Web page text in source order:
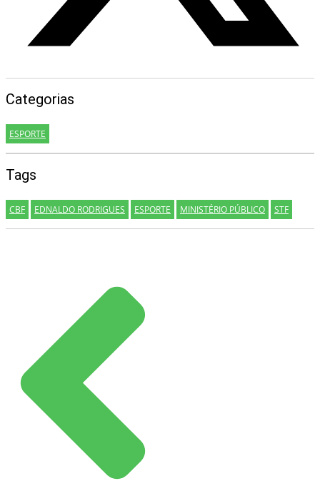
Categorias
ESPORTE
Tags
CBF EDNALDO RODRIGUES ESPORTE MINISTÉRIO PÚBLICO STF